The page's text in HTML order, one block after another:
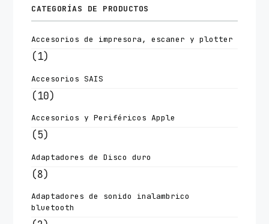
CATEGORÍAS DE PRODUCTOS
Accesorios de impresora, escaner y plotter
(1)
Accesorios SAIS
(10)
Accesorios y Periféricos Apple
(5)
Adaptadores de Disco duro
(8)
Adaptadores de sonido inalambrico
bluetooth